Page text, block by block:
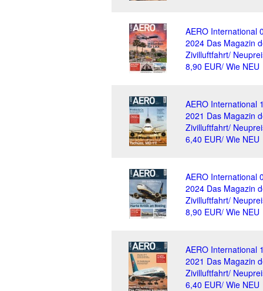
AERO International
2024 Das Magazin
Zivilluftfahrt/
8,90 EUR/ Wie NEU
AERO International
2021 Das Magazin
Zivilluftfahrt/
6,40 EUR/ Wie NEU
AERO International
2024 Das Magazin
Zivilluftfahrt/
8,90 EUR/ Wie NEU
AERO International
2021 Das Magazin
Zivilluftfahrt/
6,40 EUR/ Wie NEU